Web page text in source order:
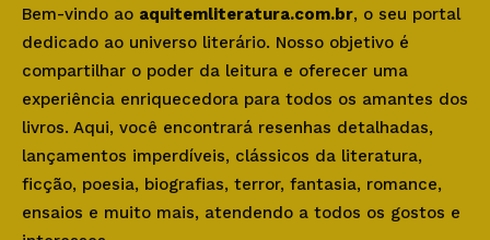
Bem-vindo ao aquitemliteratura.com.br, o seu portal
dedicado ao universo literário. Nosso objetivo é
compartilhar o poder da leitura e oferecer uma
experiência enriquecedora para todos os amantes dos
livros. Aqui, você encontrará resenhas detalhadas,
lançamentos imperdíveis, clássicos da literatura,
ficção, poesia, biografias, terror, fantasia, romance,
ensaios e muito mais, atendendo a todos os gostos e